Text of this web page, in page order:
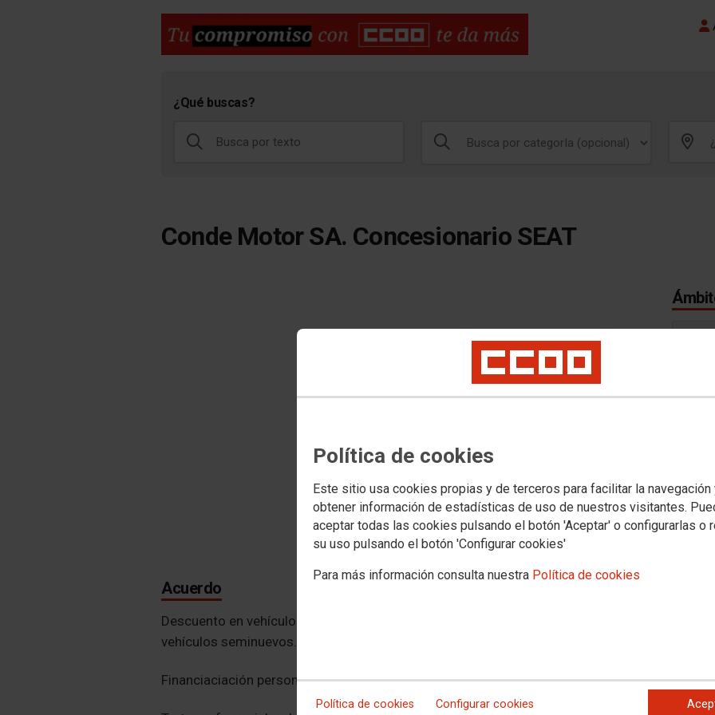
Política de cookies
Este sitio usa cookies propias y de terceros para facilitar la navegación
obtener información de estadísticas de uso de nuestros visitantes.
aceptar todas las cookies pulsando el botón 'Aceptar' o configurarlas o
su uso pulsando el botón 'Configurar cookies'
Para más información consulta nuestra Política de cookies
Política de cookies Configurar cookies
¿Qué buscas?
Conde Motor SA. Concesionario SEAT
Acuerdo
Descuento en vehículos nuevos de la marca Seat. Descuentos en la compra de
vehículos seminuevos.
Financiaciación personalizada hasta 10 años sin entrada